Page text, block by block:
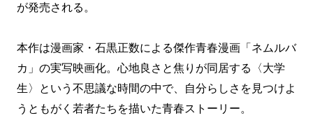
が発売される。
本作は漫画家・石黒正数による傑作青春漫画「ネムルバ
カ」の実写映画化。心地良さと焦りが同居する〈大学
生〉という不思議な時間の中で、自分らしさを見つけよ
うともがく若者たちを描いた青春ストーリー。